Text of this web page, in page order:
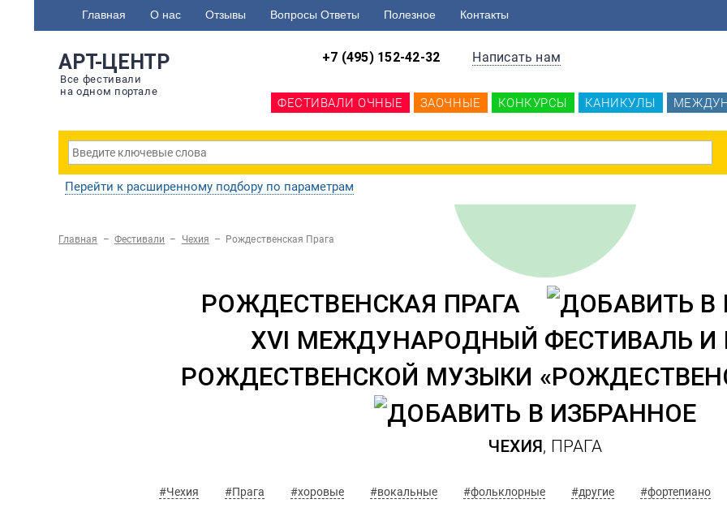
Главная О нас Отзывы Вопросы Ответы Полезное Контакты
АРТ-ЦЕНТР
Все фестивали
на одном портале
+7 (495) 152-42-32 Написать нам
ФЕСТИВАЛИ ОЧНЫЕ ЗАОЧНЫЕ КОНКУРСЫ КАНИКУЛЫ
Перейти к расширенному подбору по параметрам
Главная – Фестивали – Чехия – Рождественская Прага
РОЖДЕСТВЕНСКАЯ ПРАГА
XVI МЕЖДУНАРОДНЫЙ ФЕСТИВАЛЬ И
РОЖДЕСТВЕНСКОЙ МУЗЫКИ
ЧЕХИЯ, ПРАГА
#Чехия #Прага #хоровые #вокальные #фольклорные #другие #фортепиано